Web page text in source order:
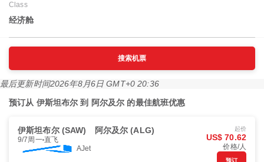
Class
经济舱
搜索机票
最后更新时间2026年8月6日 GMT+0 20:36
预订从 伊斯坦布尔 到 阿尔及尔 的最佳航班优惠
伊斯坦布尔 (SAW) 阿尔及尔 (ALG)
9/7周一 直飞
AJet
起价
US$ 70.62
价格/人
预订